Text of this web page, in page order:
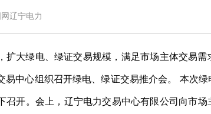
辽宁电力
扩大绿电、绿证交易规模，满足市场主体交易
易中心组织召开绿电、绿证交易推介会。 本次
召开。会上，辽宁电力交易中心有限公司向市场